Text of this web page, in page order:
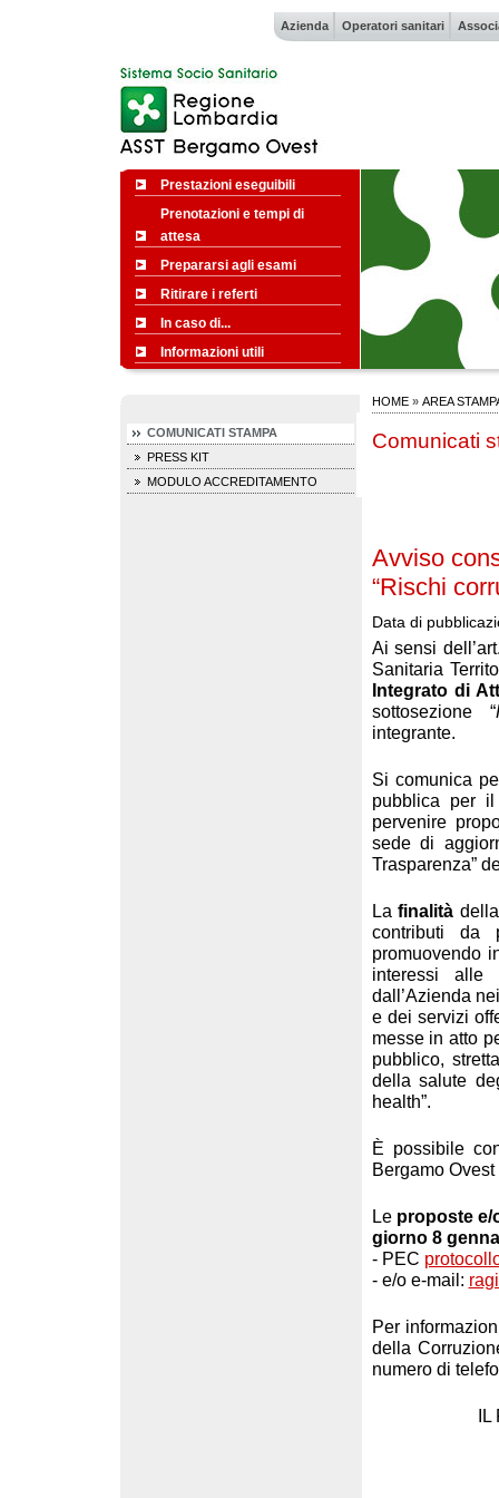
Azienda Operatori sanitari
Prestazioni eseguibili
Prenotazioni e tempi di
attesa
Prepararsi agli esami
Ritirare i referti
In caso di...
Informazioni utili
COMUNICATI STAMPA
PRESS KIT
MODULO ACCREDITAMENTO
HOME» AREA
Comunicati
Avviso
“Rischi
Data di
Ai sensi
Sanitaria
Integrato di
sottosezione “
integrante.
Si comunica
pubblica per
pervenire
sede di
Trasparenza”
Lafinalità
contributi da
promuovendo
interessi alle
dall’Azienda
e dei servizi
messe in atto
pubblico,
della salute
health”.
È possibile
Bergamo
Le proposte
giorno 8
- PEC
- e/o e-mail:
Per
della
numero di
IL